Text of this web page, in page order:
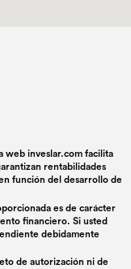
web inveslar.com facilita
rentabilidades
función del desarrollo de
es de carácter
financiero. Si usted
debidamente
de autorización ni de